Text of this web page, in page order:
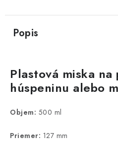
Popis
Plastová miska
húspeninu alebo
Objem: 500 ml
Priemer: 127 mm